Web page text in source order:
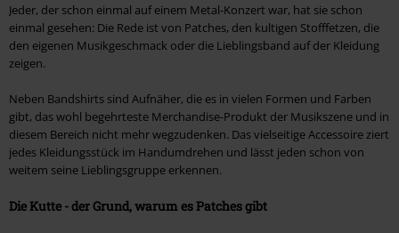
Jeder, der schon einmal auf einem Metal-Konzert war, hat sie schon
einmal gesehen: Die Rede ist von Patches, den kultigen Stofffetzen, die
den eigenen Musikgeschmack oder die Lieblingsband auf der Kleidung
zeigen.
Neben Bandshirts sind Aufnäher, die es in vielen Formen und Farben
gibt, das wohl begehrteste Merchandise-Produkt der Musikszene und in
diesem Bereich nicht mehr wegzudenken. Das vielseitige Accessoire ziert
jedes Kleidungsstück im Handumdrehen und lässt jeden schon von
weitem seine Lieblingsgruppe erkennen.
Die Kutte - der Grund, warum es Patches gibt